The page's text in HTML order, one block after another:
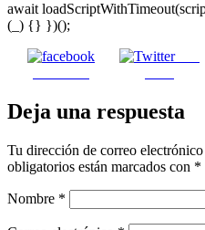
await
(_) {} })();
Post
Deja una respuesta
Tu dirección de correo
obligatorios están marcados con *
Nombre *